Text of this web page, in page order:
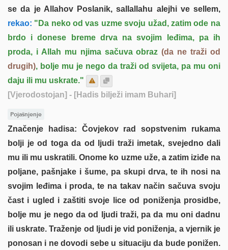
se da je Allahov Poslanik, sallallahu alejhi ve sellem,
rekao: "Da neko od vas uzme svoju užad, zatim ode na
brdo i donese breme drva na svojim leđima, pa ih
proda, i Allah mu njima sačuva obraz(da ne traži od
drugih), bolje mu je nego da traži od svijeta, pa mu oni
daju ili mu uskrate."
[Vjerodostojan] - [Hadis bilježi imam Buhari]
Pojašnjenje
Značenje hadisa: Čovjekov rad sopstvenim rukama
bolji je od toga da od ljudi traži imetak, svejedno dali
mu ili mu uskratili. Onome ko uzme uže, a zatim iziđe na
poljane, pašnjake i šume, pa skupi drva, te ih nosi na
svojim leđima i proda, te na takav način sačuva svoju
čast i ugled i zaštiti svoje lice od poniženja prosidbe,
bolje mu je nego da od ljudi traži, pa da mu oni dadnu
ili uskrate. Traženje od ljudi je vid poniženja, a vjernik je
ponosan i ne dovodi sebe u situaciju da bude ponižen.